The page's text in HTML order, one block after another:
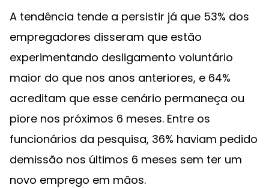
A tendência tende a persistir já que 53% dos
empregadores disseram que estão
experimentando desligamento voluntário
maior do que nos anos anteriores, e 64%
acreditam que esse cenário permaneça ou
piore nos próximos 6 meses. Entre os
funcionários da pesquisa, 36% haviam pedido
demissão nos últimos 6 meses sem ter um
novo emprego em mãos.